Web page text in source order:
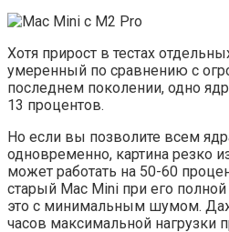
Хотя прирост в тестах
умеренный по сравнению с
последнем поколении, одно
13 процентов.
Но если вы позволите всем
одновременно, картина резко
может работать на 50-60
старый Mac Mini при его
это с минимальным шумом.
часов максимальной нагрузки